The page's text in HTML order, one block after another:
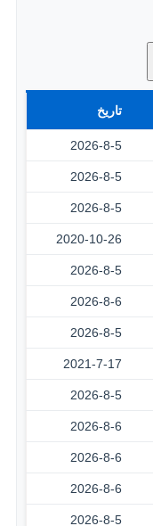
تاريخ
2026-8-5
2026-8-5
2026-8-5
2020-10-26
2026-8-5
2026-8-6
2026-8-5
2021-7-17
2026-8-5
2026-8-6
2026-8-6
2026-8-6
2026-8-5